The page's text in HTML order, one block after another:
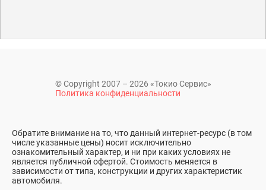
© Copyright 2007 – 2026 «Токио Сервис»
Политика конфиденциальности
Обратите внимание на то, что данный интернет-ресурс (в том
числе указанные цены) носит исключительно
ознакомительный характер, и ни при каких условиях не
является публичной офертой. Стоимость меняется в
зависимости от типа, конструкции и других характеристик
автомобиля.